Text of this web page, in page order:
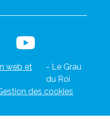
web et
- Le Grau
du Roi
des cookies